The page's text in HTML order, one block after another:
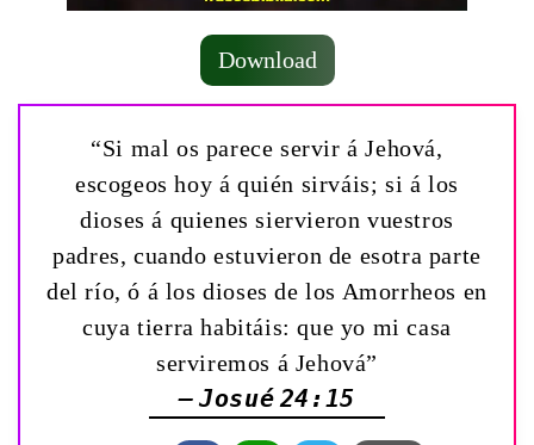
Download
“Si mal os parece servir á Jehová,
escogeos hoy á quién sirváis; si á los
dioses á quienes siervieron vuestros
padres, cuando estuvieron de esotra parte
del río, ó á los dioses de los Amorrheos en
cuya tierra habitáis: que yo mi casa
serviremos á Jehová”
— Josué 24:15